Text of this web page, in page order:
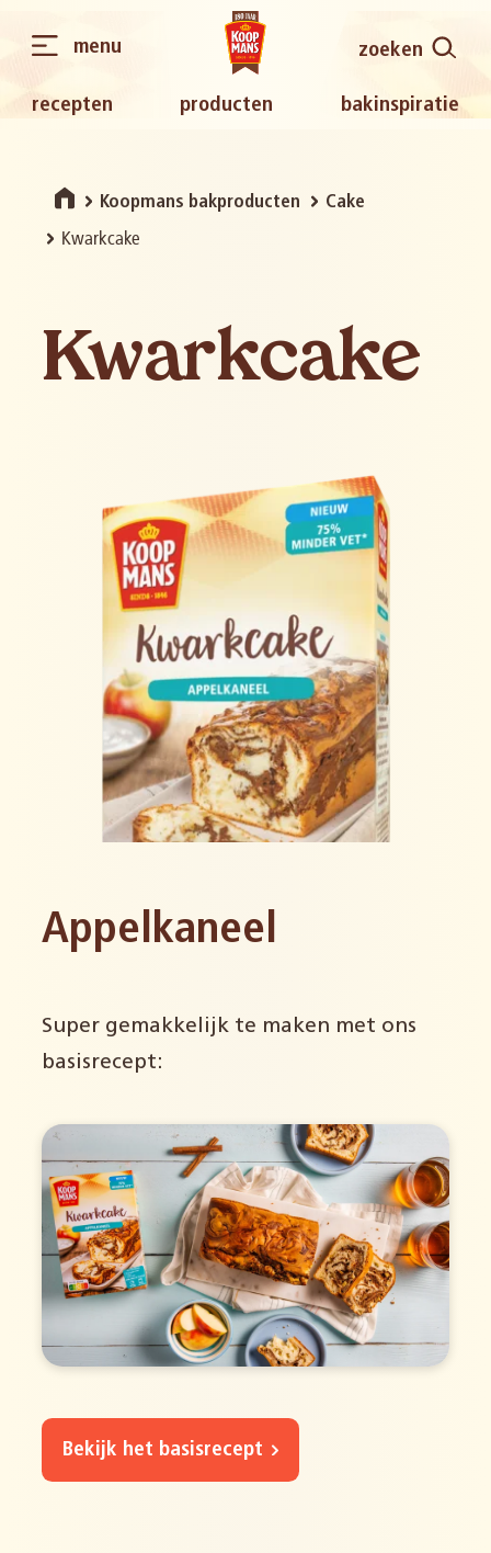
recepten producten bakinspiratie
zoeken
menu
Koopmans bakproducten Cake
Kwarkcake
Kwarkcake
Appelkaneel
Super gemakkelijk te maken met ons
basisrecept:
Bekijk het basisrecept